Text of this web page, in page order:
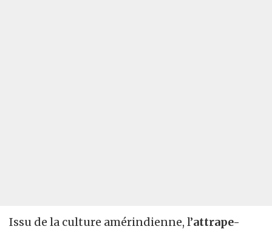
Issu de la culture amérindienne, l’attrape-